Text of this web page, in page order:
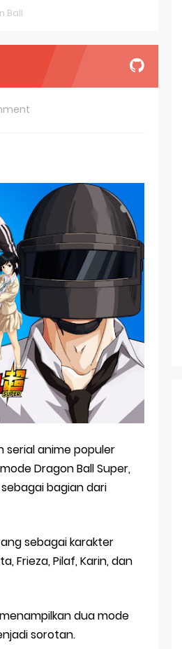
Anime
Premiere
Gets TV Anime
2 July 2026 Premiere
and Trailer
Fall 2026
Ball
serial anime populer
Dragon Ball Super,
bagian dari
sebagai karakter
Frieza, Pilaf, Karin, dan
dua mode
sorotan.